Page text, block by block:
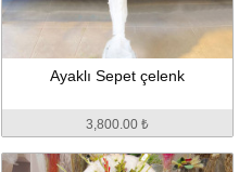
Ayaklı Sepet çelenk
3,800.00 ₺